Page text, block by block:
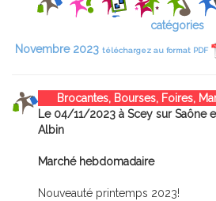
catégories
Novembre 2023 téléchargez au format PDF
Brocantes, Bourses, Foires,
Le 04/11/2023 à Scey sur Saône
Albin
Marché hebdomadaire
Nouveauté printemps 2023!